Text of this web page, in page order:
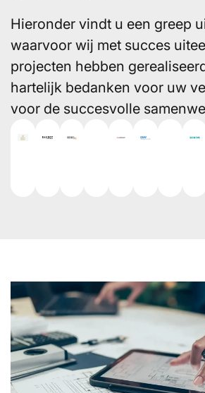
Hieronder vindt u een greep
waarvoor wij met succes
projecten hebben
hartelijk bedanken voor uw
voor de succesvolle